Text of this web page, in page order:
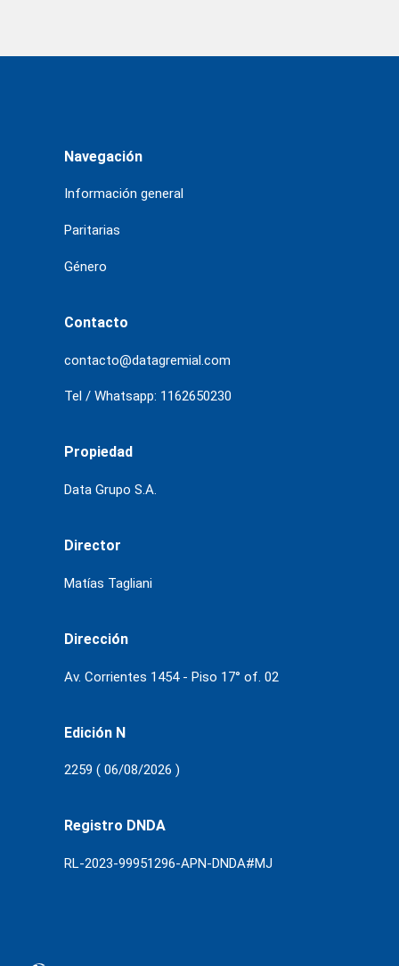
Navegación
Información general
Paritarias
Género
Contacto
contacto@datagremial.com
Tel / Whatsapp: 1162650230
Propiedad
Data Grupo S.A.
Director
Matías Tagliani
Dirección
Av. Corrientes 1454 - Piso 17° of. 02
Edición N
2259 ( 06/08/2026 )
Registro DNDA
RL-2023-99951296-APN-DNDA#MJ